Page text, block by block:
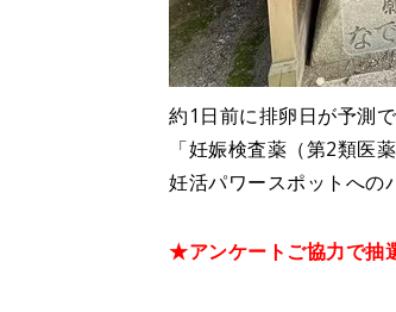
約1日前に排卵日が予測
「妊娠検査薬（第2類医
妊活パワースポットへの
★アンケートご協力で抽